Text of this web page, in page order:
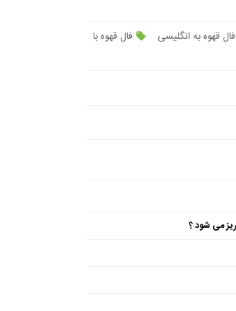
فال قهوه به انگلیسی
فال قهوه با